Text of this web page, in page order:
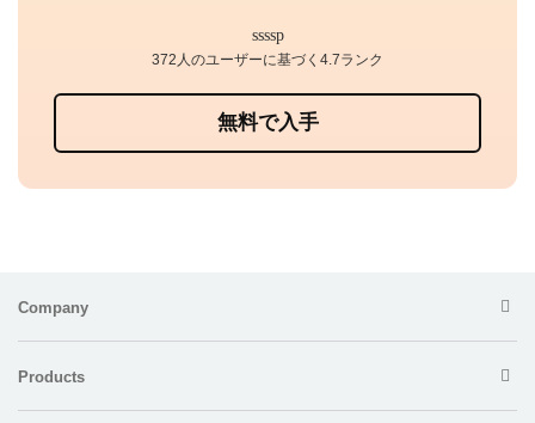
無料で入手
372人のユーザーに基づく4.7ランク
Company
Products